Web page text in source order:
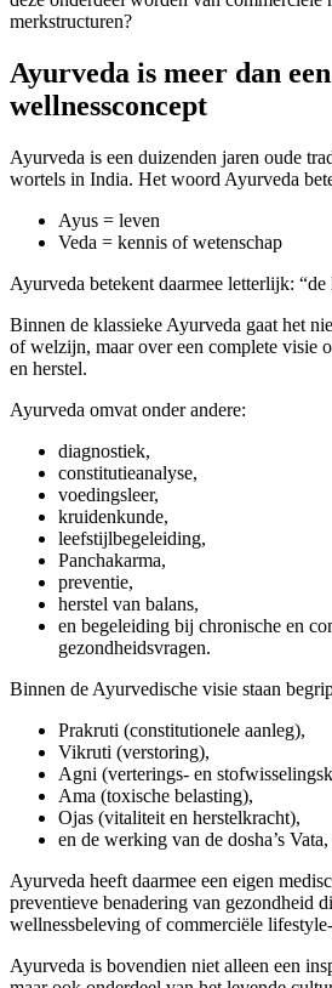
merkstructuren?
Ayurveda is meer dan een
wellnessconcept
Ayurveda is een duizenden jaren oude
wortels in India. Het woord Ayurveda
Ayus = leven
Veda = kennis of wetenschap
Ayurveda betekent daarmee letterlijk:
Binnen de klassieke Ayurveda gaat het
of welzijn, maar over een complete visie
en herstel.
Ayurveda omvat onder andere:
diagnostiek,
constitutieanalyse,
voedingsleer,
kruidenkunde,
leefstijlbegeleiding,
Panchakarma,
preventie,
herstel van balans,
en begeleiding bij chronische en
gezondheidsvragen.
Binnen de Ayurvedische visie staan
Prakruti (constitutionele aanleg),
Vikruti (verstoring),
Agni (verterings- en
Ama (toxische belasting),
Ojas (vitaliteit en herstelkracht),
en de werking van de dosha’s
Ayurveda heeft daarmee een eigen
preventieve benadering van gezondheid
wellnessbeleving of commerciële
Ayurveda is bovendien niet alleen een